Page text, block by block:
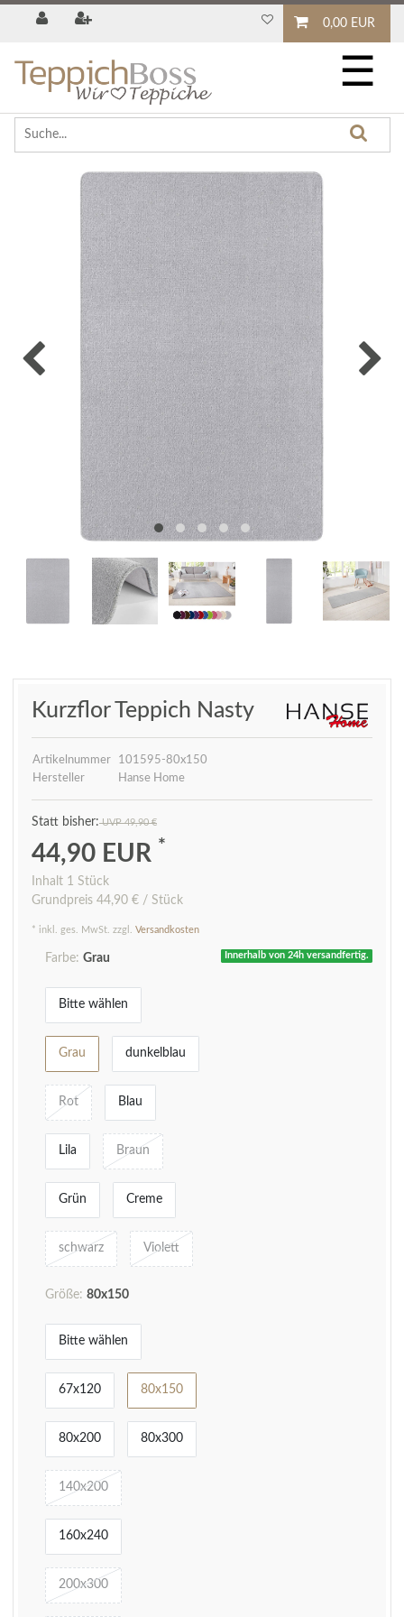
0,00 EUR
☰
Kurzflor Teppich Nasty
Artikelnummer
101595-80x150
Hersteller
Hanse Home
UVP 49,90 €
44,90 EUR *
Inhalt 1 Stück
Grundpreis 44,90 € / Stück
* inkl. ges. MwSt. zzgl. Versandkosten
Innerhalb von 24h versandfertig.
Farbe: Grau
Bitte wählen
Grau dunkelblau
Rot Blau
Lila Braun
Grün Creme
schwarz Violett
Größe: 80x150
Bitte wählen
67x120 80x150
80x200 80x300
140x200
160x240
200x300